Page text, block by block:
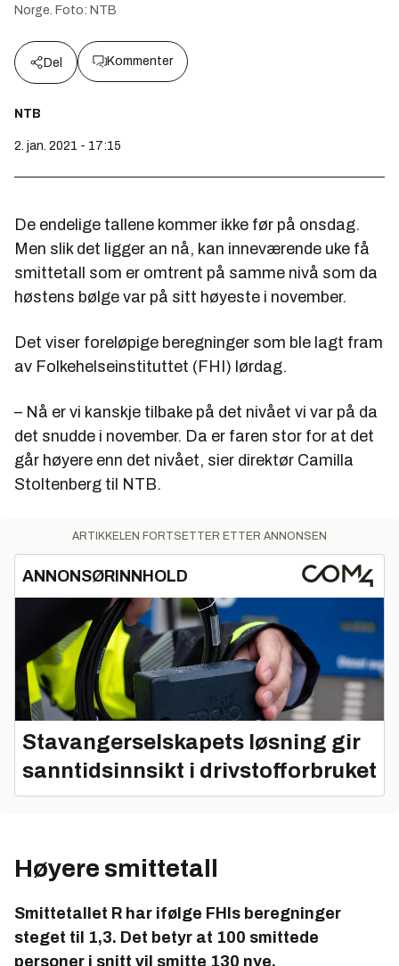
Norge. Foto: NTB
Del Kommenter
NTB
2. jan. 2021 - 17:15
De endelige tallene kommer ikke før på onsdag.
Men slik det ligger an nå, kan inneværende uke få
smittetall som er omtrent på samme nivå som da
høstens bølge var på sitt høyeste i november.
Det viser foreløpige beregninger som ble lagt fram
av Folkehelseinstituttet (FHI) lørdag.
– Nå er vi kanskje tilbake på det nivået vi var på da
det snudde i november. Da er faren stor for at det
går høyere enn det nivået, sier direktør Camilla
Stoltenberg til NTB.
ARTIKKELEN FORTSETTER ETTER ANNONSEN
ANNONSØRINNHOLD
Stavangerselskapets løsning gir
sanntidsinnsikt i drivstofforbruket
Høyere smittetall
Smittetallet R har ifølge FHIs beregninger
steget til 1,3. Det betyr at 100 smittede
personer i snitt vil smitte 130 nye.